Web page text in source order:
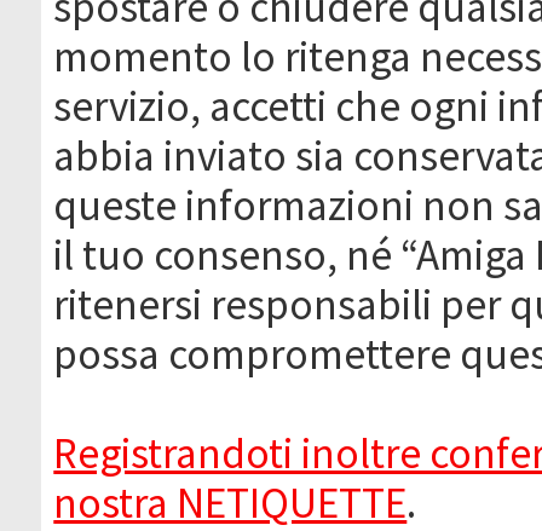
momento lo ritenga
servizio, accetti che ogni
abbia inviato sia
queste informazioni non
il tuo consenso, né
ritenersi responsabili per
possa compromettere
Registrandoti inoltre
nostra NETIQUETTE.